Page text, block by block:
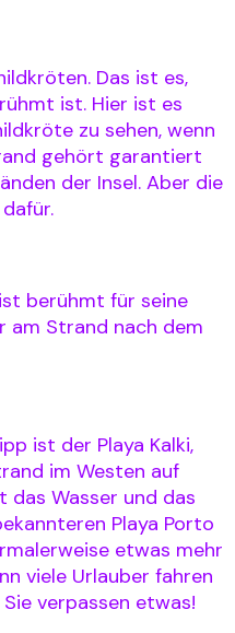
Das ist es,
ist. Hier ist es
zu sehen, wenn
gehört garantiert
der Insel. Aber die
berühmt für seine
am Strand nach dem
ist der Playa Kalki,
im Westen auf
das Wasser und das
Playa Porto
etwas mehr
viele Urlauber fahren
verpassen etwas!